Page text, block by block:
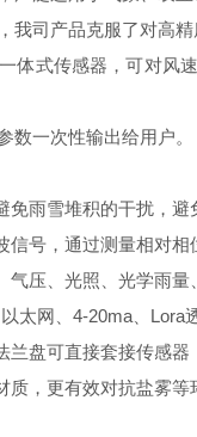
司产品克服了对高精
式传感器，可对风速
一次性输出给用户。
雨雪堆积的干扰，避
号，通过测量相对相
压、光照、光学雨量
网、4-20ma、Lora
盘可直接套接传感器
，更有效对抗盐雾等